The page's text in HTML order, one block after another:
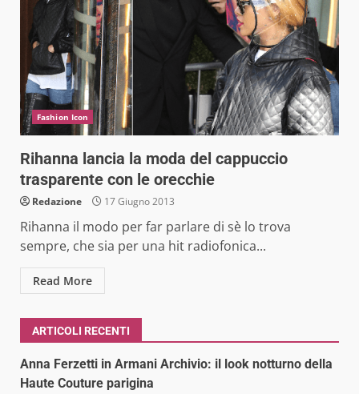
Fashion Icon
Rihanna lancia la moda del cappuccio
trasparente con le orecchie
Redazione 17 Giugno 2013
Rihanna il modo per far parlare di sè lo trova
sempre, che sia per una hit radiofonica...
Read More
ARTICOLI RECENTI
Anna Ferzetti in Armani Archivio: il look notturno della
Haute Couture parigina